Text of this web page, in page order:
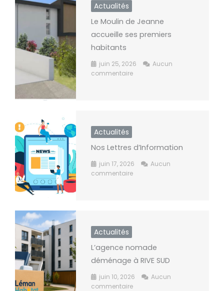
Actualités
Le Moulin de Jeanne
accueille ses premiers
habitants
juin 25, 2026
Aucun
commentaire
Actualités
Nos Lettres d’Information
juin 17, 2026
Aucun
commentaire
Actualités
L’agence nomade
déménage à RIVE SUD
juin 10, 2026
Aucun
commentaire